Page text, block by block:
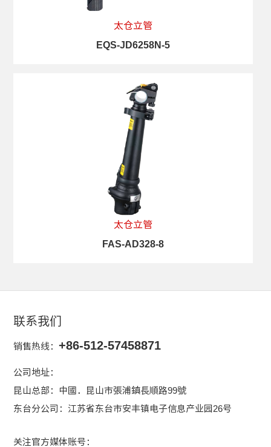
太仓立管
EQS-JD6258N-5
太仓立管
FAS-AD328-8
联系我们
销售热线：+86-512-57458871
公司地址：
昆山总部：中國．昆山市張浦鎮長順路99號
东台分公司：江苏省东台市安丰镇电子信息产业园26号
关注官方媒体账号：